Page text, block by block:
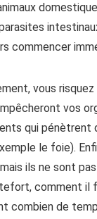
commencer
vous
vos
qui
le foie).
ils ne sont
comment il
combien de